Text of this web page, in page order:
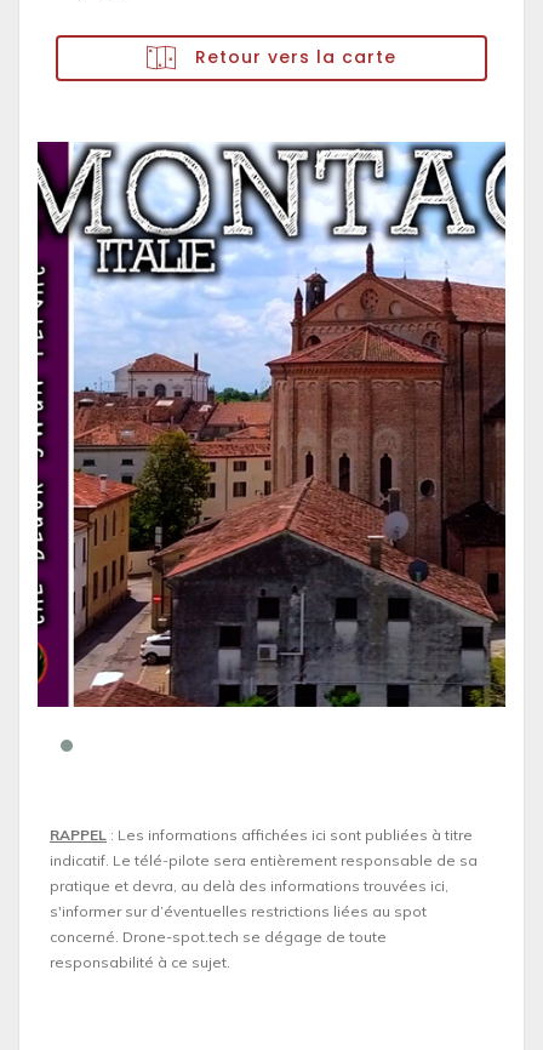
Retour vers la carte
RAPPEL : Les informations affichées ici sont publiées à titre
indicatif. Le télé-pilote sera entièrement responsable de sa
pratique et devra, au delà des informations trouvées ici,
s'informer sur d’éventuelles restrictions liées au spot
concerné. Drone-spot.tech se dégage de toute
responsabilité à ce sujet.